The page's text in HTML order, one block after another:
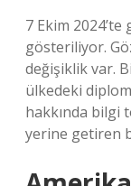
7 Ekim
gösteriliyor.
değişiklik var.
ülkedeki
hakkında bilgi
yerine getiren